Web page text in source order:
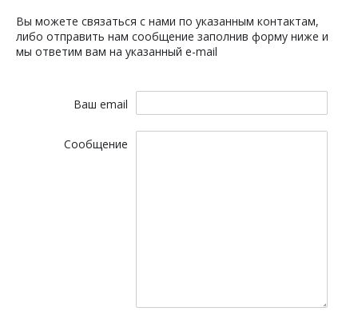
Вы можете связаться с нами по указанным контактам,
либо отправить нам сообщение заполнив форму ниже и
мы ответим вам на указанный e-mail
Ваш email
Сообщение